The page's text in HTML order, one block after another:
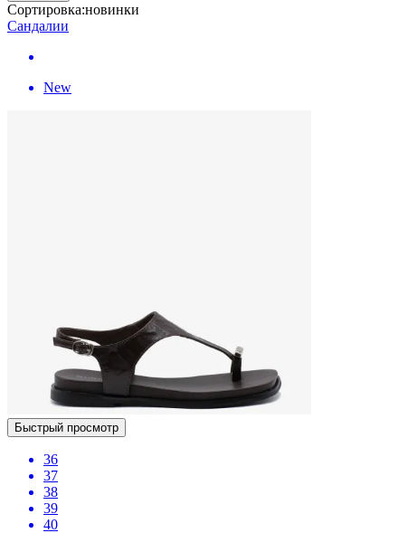
Сортировка:новинки
Сандалии
New
Быстрый просмотр
36
37
38
39
40